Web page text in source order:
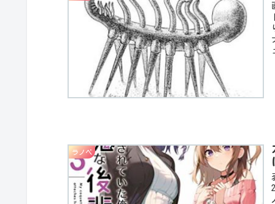
ラノベ